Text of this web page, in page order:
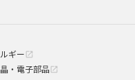
ギー open_in_new
・電子部品open_in_new